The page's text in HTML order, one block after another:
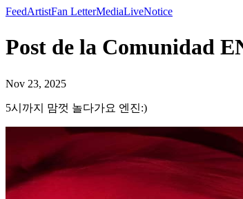
FeedArtistFan LetterMediaLiveNotice
Post de la Comunidad
Nov 23, 2025
5시까지 맘껏 놀다가요 엔진:)